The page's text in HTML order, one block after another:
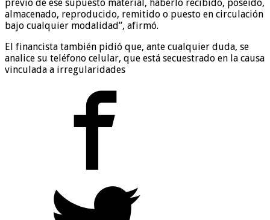
previo de ese supuesto material, haberlo recibido, poseído,
almacenado, reproducido, remitido o puesto en circulación
bajo cualquier modalidad”, afirmó.
El financista también pidió que, ante cualquier duda, se
analice su teléfono celular, que está secuestrado en la causa
vinculada a irregularidades